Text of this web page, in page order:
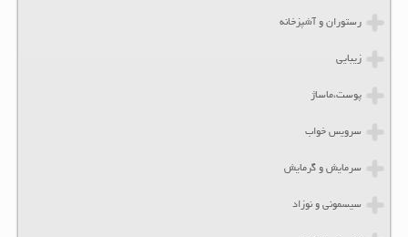
رستوران و آشپزخانه
زیبایی
پوست،ماساژ
سرویس خواب
سرمایش و گرمایش
سیسمونی و نوزاد